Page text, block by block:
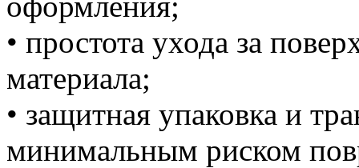
• простота ухода за
материала;
• защитная упаковка и
минимальным риском